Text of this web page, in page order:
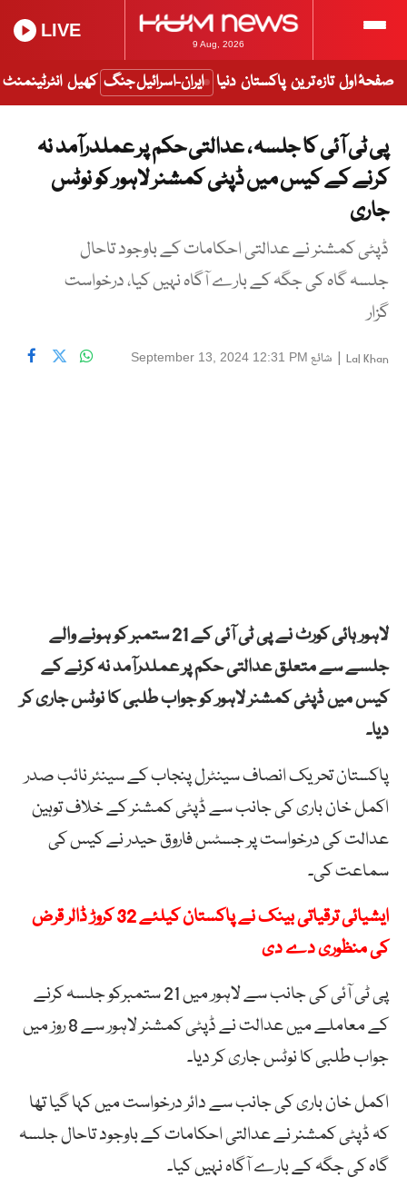
9 Aug, 2026
LIVE
صفحۂ اول تازہ ترین پاکستان دنیا ایران-اسرائیل جنگ کھیل انٹرٹینمنٹ
پی ٹی آئی کا جلسہ ، عدالتی حکم پر عملدرآمد نہ
کرنے کے کیس میں ڈپٹی کمشنر لاہور کو نوٹس
جاری
ڈپٹی کمشنر نے عدالتی احکامات کے باوجود تاحال
جلسہ گاہ کی جگہ کے بارے آگاہ نہیں کیا، درخواست
گزار
Lal Khan
| شائع September 13, 2024 12:31 PM
لاہور ہائی کورٹ نے پی ٹی آئی کے 21 ستمبر کو ہونے والے
جلسے سے متعلق عدالتی حکم پر عملدرآمد نہ کرنے کے
کیس میں ڈپٹی کمشنر لاہور کو جواب طلبی کا نوٹس جاری کر
دیا۔
پاکستان تحریک انصاف سینٹرل پنجاب کے سینئر نائب صدر
اکمل خان باری کی جانب سے ڈپٹی کمشنر کے خلاف توہین
عدالت کی درخواست پر جسٹس فاروق حیدر نے کیس کی
سماعت کی۔
ایشیائی ترقیاتی بینک نے پاکستان کیلئے 32 کروڑ ڈالر قرض
کی منظوری دے دی
پی ٹی آئی کی جانب سے لاہور میں 21 ستمبرکو جلسہ کرنے
کے معاملے میں عدالت نے ڈپٹی کمشنر لاہور سے 8 روز میں
جواب طلبی کا نوٹس جاری کر دیا۔
اکمل خان باری کی جانب سے دائر درخواست میں کہا گیا تھا
کہ ڈپٹی کمشنر نے عدالتی احکامات کے باوجود تاحال جلسہ
گاہ کی جگہ کے بارے آگاہ نہیں کیا۔